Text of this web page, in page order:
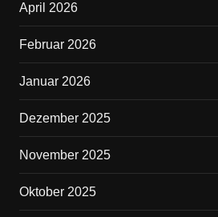
o
o
k
April 2026
Februar 2026
Januar 2026
Dezember 2025
November 2025
Oktober 2025